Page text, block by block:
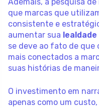
Ademais, a pesquisa
que marcas que
consistente e
aumentar sua
se deve ao fato de que
mais conectados a
suas histórias de
O investimento em
apenas como um